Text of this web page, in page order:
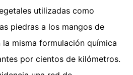
utilizadas como
piedras a los mangos de
la misma formulación química
por cientos de kilómetros.